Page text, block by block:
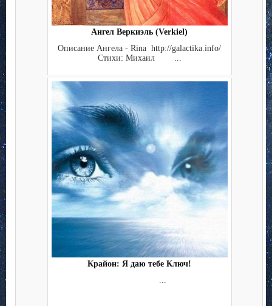
Ангел Веркиэль (Verkiel)
Описание Ангела - Rina http://galactika.info/
Стихи: Михаил ...
Крайон: Я даю тебе Ключ!